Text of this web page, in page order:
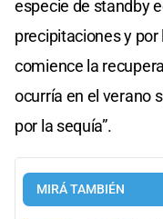
especie de standby
precipitaciones y por
comience la
ocurría en el verano
por la sequía”.
MIRÁ TAMBIÉN